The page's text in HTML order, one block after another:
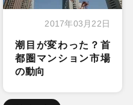
2017年03月22日
潮目が変わった？首
都圏マンション市場
の動向